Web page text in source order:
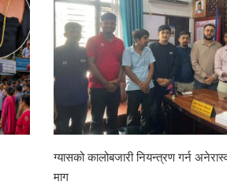
ग्यासको कालोबजारी नियन्त्रण गर्न
माग